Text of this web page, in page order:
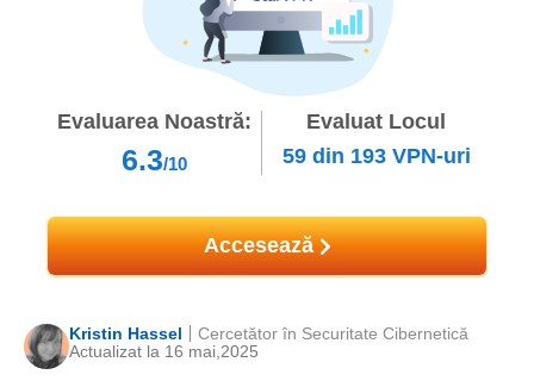
Evaluarea Noastră:
6.3/10
Evaluat Locul
59 din 193VPN-uri
Accesează
Kristin Hassel
Actualizat la 16 mai,2025
Cercetător în Securitate Cibernetică